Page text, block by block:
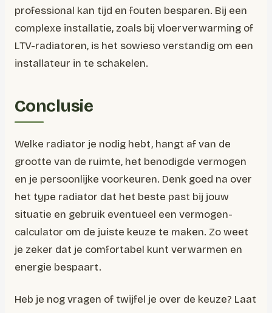
professional kan tijd en fouten besparen. Bij een
complexe installatie, zoals bij vloerverwarming of
LTV-radiatoren, is het sowieso verstandig om een
installateur in te schakelen.
Conclusie
Welke radiator je nodig hebt, hangt af van de
grootte van de ruimte, het benodigde vermogen
en je persoonlijke voorkeuren. Denk goed na over
het type radiator dat het beste past bij jouw
situatie en gebruik eventueel een vermogen-
calculator om de juiste keuze te maken. Zo weet
je zeker dat je comfortabel kunt verwarmen en
energie bespaart.
Heb je nog vragen of twijfel je over de keuze? Laat